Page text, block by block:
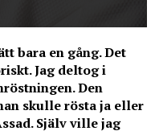
bara en gång. Det
Jag deltog i
Den
skulle rösta ja eller
Själv ville jag